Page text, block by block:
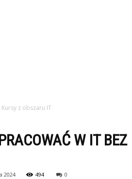
Kursy z obszaru IT
W IT BEZ
2024 494 0